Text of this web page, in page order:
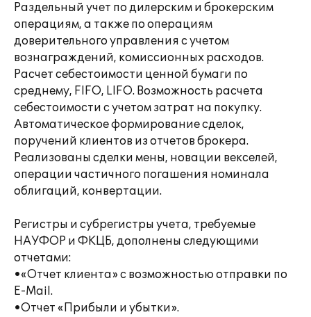
Раздельный учет по дилерским и брокерским
операциям, а также по операциям
доверительного управления с учетом
вознаграждений, комиссионных расходов.
Расчет себестоимости ценной бумаги по
среднему, FIFO, LIFO. Возможность расчета
себестоимости с учетом затрат на покупку.
Автоматическое формирование сделок,
поручений клиентов из отчетов брокера.
Реализованы сделки мены, новации векселей,
операции частичного погашения номинала
облигаций, конвертации.
Регистры и субрегистры учета, требуемые
НАУФОР и ФКЦБ, дополнены следующими
отчетами:
•«Отчет клиента» с возможностью отправки по
E-Mail.
•Отчет «Прибыли и убытки».